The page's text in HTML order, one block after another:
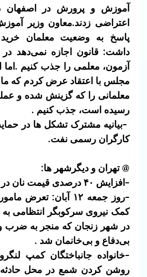
آموزش و پرورش در اصفهان
اعتراضی زدند.معاون وزیر
پاسخ به وضعیت معلمان
داشت: قانون اجازه نمی‌دهد
آزمون، معلمی را جذب کنیم .اما
مجلس با اعتقاد عرض کردم که ما
معلمانی را که گزینش شده و
رسیده است، جذب کنیم .
-بیانیه مشترک تشکل ها در
کارگران رسمی نفت.
@ تهران و دیگرشهر ها:
-افزایش ۴۰ درصدی قیمت نان در ۱۵ استان
-روز جمعه ۱۲ آبان:
کمک نیروی سرکوبگر انتظامی به
در شهر زنجان که منجر به ضرب
بی‌دفاع و بی‌خانمان شد .
-خانواده جانباختگان کمپ
روشن کردن شمع در محل حادثه